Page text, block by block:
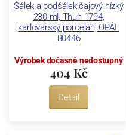
Šálek a podšálek čajový nízký
230 ml, Thun 1794,
karlovarský porcelán, OPÁL
80446
Výrobek dočasně nedostupný
404 Kč
Detail